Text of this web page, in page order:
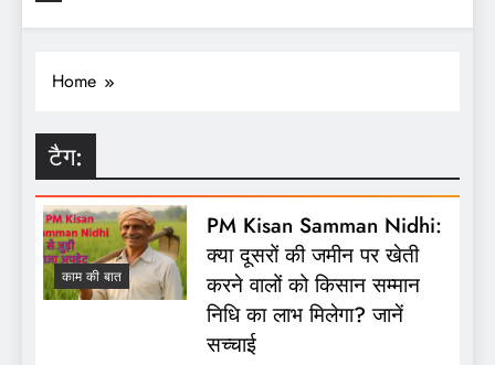
Home
टैग:
काम की बात
PM Kisan Samman Nidhi:
क्या दूसरों की जमीन पर खेती
करने वालों को किसान सम्मान
निधि का लाभ मिलेगा? जानें
सच्चाई